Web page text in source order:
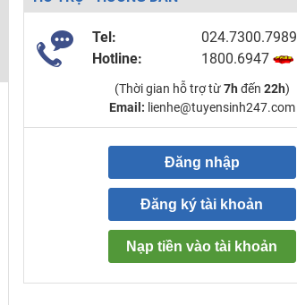
Tel:
024.7300.7989
Hotline:
1800.6947
(Thời gian hỗ trợ từ7h đến 22h)
Email: lienhe@tuyensinh247.com
Đăng nhập
Đăng ký tài khoản
Nạp tiền vào tài khoản